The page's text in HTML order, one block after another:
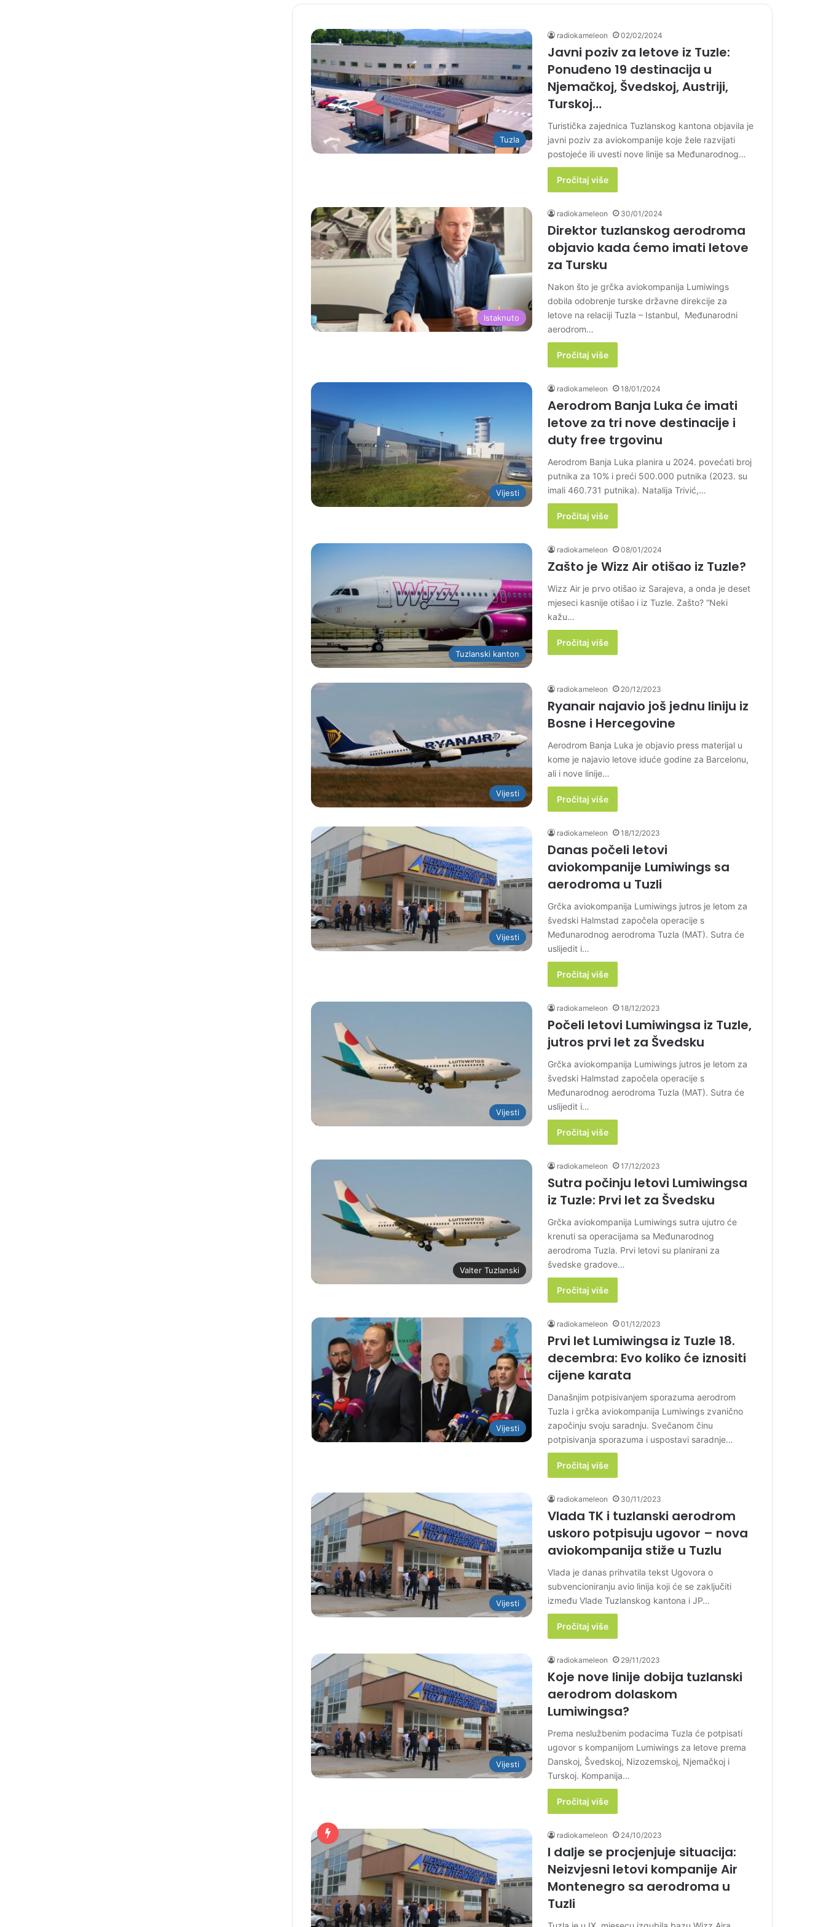
Tuzla
radiokameleon 02/02/2024
Javni poziv za letove iz Tuzle:
Ponuđeno 19 destinacija u
Njemačkoj, Švedskoj, Austriji,
Turskoj…
Turistička zajednica Tuzlanskog kantona objavila je
javni poziv za aviokompanije koje žele razvijati
postojeće ili uvesti nove linije sa Međunarodnog…
Pročitaj više
Istaknuto
radiokameleon 30/01/2024
Direktor tuzlanskog aerodroma
objavio kada ćemo imati letove
za Tursku
Nakon što je grčka aviokompanija Lumiwings
dobila odobrenje turske državne direkcije za
letove na relaciji Tuzla – Istanbul, Međunarodni
aerodrom…
Pročitaj više
Vijesti
radiokameleon 18/01/2024
Aerodrom Banja Luka će imati
letove za tri nove destinacije i
duty free trgovinu
Aerodrom Banja Luka planira u 2024. povećati broj
putnika za 10% i preći 500.000 putnika (2023. su
imali 460.731 putnika). Natalija Trivić,…
Pročitaj više
Tuzlanski kanton
radiokameleon 08/01/2024
Zašto je Wizz Air otišao iz Tuzle?
Wizz Air je prvo otišao iz Sarajeva, a onda je deset
mjeseci kasnije otišao i iz Tuzle. Zašto? “Neki
kažu…
Pročitaj više
Vijesti
radiokameleon 20/12/2023
Ryanair najavio još jednu liniju iz
Bosne i Hercegovine
Aerodrom Banja Luka je objavio press materijal u
kome je najavio letove iduće godine za Barcelonu,
ali i nove linije…
Pročitaj više
Vijesti
radiokameleon 18/12/2023
Danas počeli letovi
aviokompanije Lumiwings sa
aerodroma u Tuzli
Grčka aviokompanija Lumiwings jutros je letom za
švedski Halmstad započela operacije s
Međunarodnog aerodroma Tuzla (MAT). Sutra će
uslijedit i…
Pročitaj više
Vijesti
radiokameleon 18/12/2023
Počeli letovi Lumiwingsa iz Tuzle,
jutros prvi let za Švedsku
Grčka aviokompanija Lumiwings jutros je letom za
švedski Halmstad započela operacije s
Međunarodnog aerodroma Tuzla (MAT). Sutra će
uslijedit i…
Pročitaj više
Valter Tuzlanski
radiokameleon 17/12/2023
Sutra počinju letovi Lumiwingsa
iz Tuzle: Prvi let za Švedsku
Grčka aviokompanija Lumiwings sutra ujutro će
krenuti sa operacijama sa Međunarodnog
aerodroma Tuzla. Prvi letovi su planirani za
švedske gradove…
Pročitaj više
Vijesti
radiokameleon 01/12/2023
Prvi let Lumiwingsa iz Tuzle 18.
decembra: Evo koliko će iznositi
cijene karata
Današnjim potpisivanjem sporazuma aerodrom
Tuzla i grčka aviokompanija Lumiwings zvanično
započinju svoju saradnju. Svečanom činu
potpisivanja sporazuma i uspostavi saradnje…
Pročitaj više
Vijesti
radiokameleon 30/11/2023
Vlada TK i tuzlanski aerodrom
uskoro potpisuju ugovor – nova
aviokompanija stiže u Tuzlu
Vlada je danas prihvatila tekst Ugovora o
subvencioniranju avio linija koji će se zaključiti
između Vlade Tuzlanskog kantona i JP…
Pročitaj više
Vijesti
radiokameleon 29/11/2023
Koje nove linije dobija tuzlanski
aerodrom dolaskom
Lumiwingsa?
Prema neslužbenim podacima Tuzla će potpisati
ugovor s kompanijom Lumiwings za letove prema
Danskoj, Švedskoj, Nizozemskoj, Njemačkoj i
Turskoj. Kompanija…
Pročitaj više
radiokameleon 24/10/2023
I dalje se procjenjuje situacija:
Neizvjesni letovi kompanije Air
Montenegro sa aerodroma u
Tuzli